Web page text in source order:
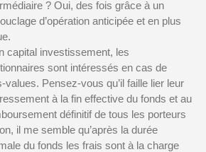
? Oui, des fois grâce à un
d’opération anticipée et en plus
capital investissement, les
sont intéressés en cas de
values. Pensez-vous qu’il faille lier leur
à la fin effective du fonds et au
définitif de tous les porteurs
il me semble qu’après la durée
du fonds les frais sont à la charge